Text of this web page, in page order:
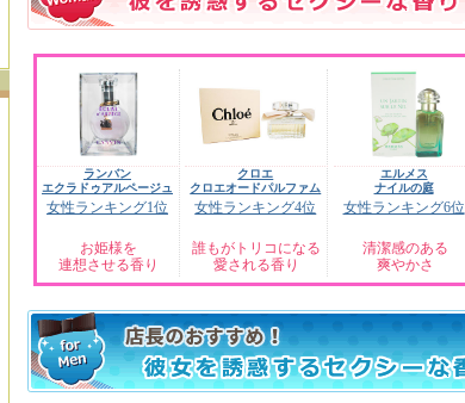
ランバン
エクラドゥアルページュ
女性ランキング1位
お姫様を
連想させる香り
クロエ
クロエオードパルファム
女性ランキング4位
誰もがトリコになる
愛される香り
エルメス
ナイルの庭
女性ランキング6位
清潔感のある
爽やかさ